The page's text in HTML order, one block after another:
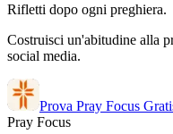
Rifletti dopo ogni preghiera.
Costruisci un'abitudine alla
social media.
Prova Pray Focus
Pray Focus